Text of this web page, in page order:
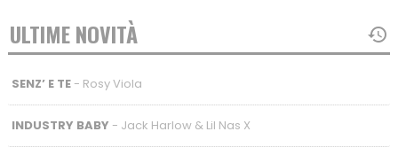
ULTIME NOVITÀ
SENZ’ E TE- Rosy Viola
INDUSTRY BABY - Jack Harlow & Lil Nas X